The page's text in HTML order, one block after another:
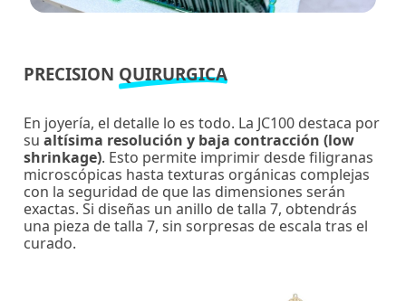
PRECISION QUIRURGICA
En joyería, el detalle lo es todo. La JC100 destaca por
su altísima resolución y baja contracción (low
shrinkage). Esto permite imprimir desde filigranas
microscópicas hasta texturas orgánicas complejas
con la seguridad de que las dimensiones serán
exactas. Si diseñas un anillo de talla 7, obtendrás
una pieza de talla 7, sin sorpresas de escala tras el
curado.